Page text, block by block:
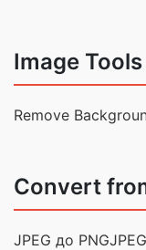
Image Tools
Remove
Convert
JPEG до PNG